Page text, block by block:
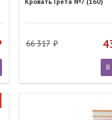
66 317
В